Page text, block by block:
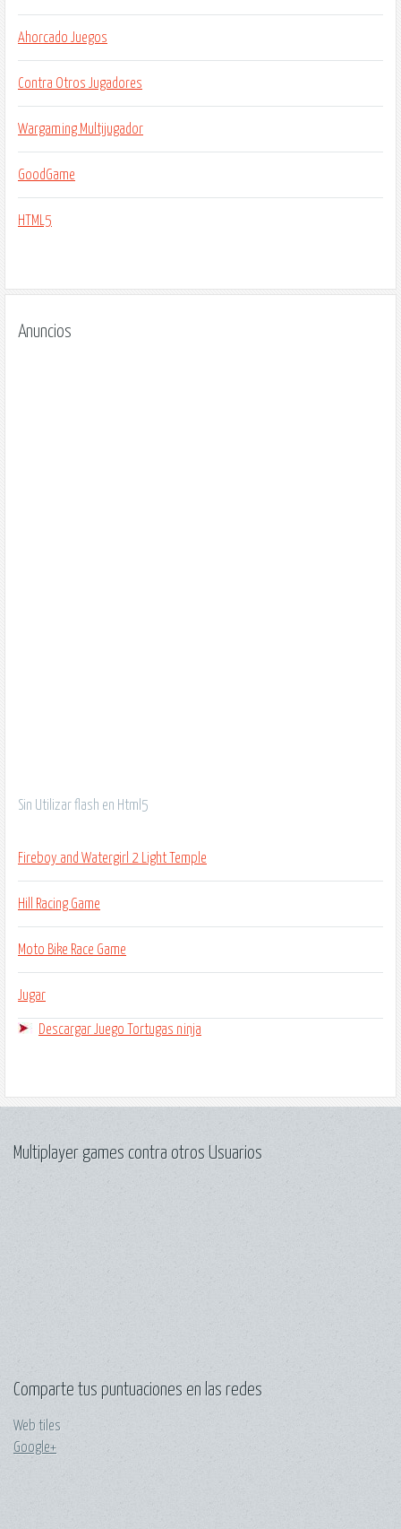
Ahorcado Juegos
Contra Otros Jugadores
Wargaming Multijugador
GoodGame
HTML5
Anuncios
Sin Utilizar flash en Html5
Fireboy and Watergirl 2 Light Temple
Hill Racing Game
Moto Bike Race Game
Jugar
Descargar Juego Tortugas ninja
Multiplayer games contra otros Usuarios
Comparte tus puntuaciones en las redes
Web tiles
Google+